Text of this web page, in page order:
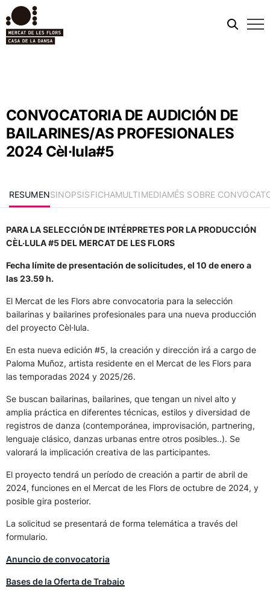
CONVOCATORIA DE AUDICIÓN DE
BAILARINES/AS PROFESIONALES
2024 Cèl·lula#5
RESUMENSINOPSISFICHAMULTIMEDIAMÉS SOBRE
PARA LA SELECCIÓN DE INTÉRPRETES POR LA PRODUCCIÓN
CÈL·LULA #5 DEL MERCAT DE LES FLORS
Fecha límite de presentación de solicitudes, el 10 de enero a
las 23.59 h.
El Mercat de les Flors abre convocatoria para la selección
bailarinas y bailarines profesionales para una nueva producción
del proyecto Cèl·lula.
En esta nueva edición #5, la creación y dirección irá a cargo de
Paloma Muñoz, artista residente en el Mercat de les Flors para
las temporadas 2024 y 2025/26.
Se buscan bailarinas, bailarines, que tengan un nivel alto y
amplia práctica en diferentes técnicas, estilos y diversidad de
registros de danza (contemporánea, improvisación, partnering,
lenguaje clásico, danzas urbanas entre otros posibles..). Se
valorará la implicación creativa de las participantes.
El proyecto tendrá un período de creación a partir de abril de
2024, funciones en el Mercat de les Flors de octubre de 2024, y
posible gira posterior.
La solicitud se presentará de forma telemática a través del
formulario.
Anuncio de convocatoria
Bases de la Oferta de Trabajo